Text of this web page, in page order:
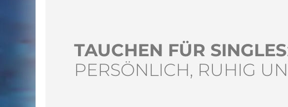
TAUCHEN FÜR SINGLES
PERSÖNLICH, RUHIG